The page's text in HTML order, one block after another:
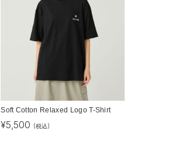
Soft Cotton Relaxed Logo T-Shirt
¥5,500 (税込)